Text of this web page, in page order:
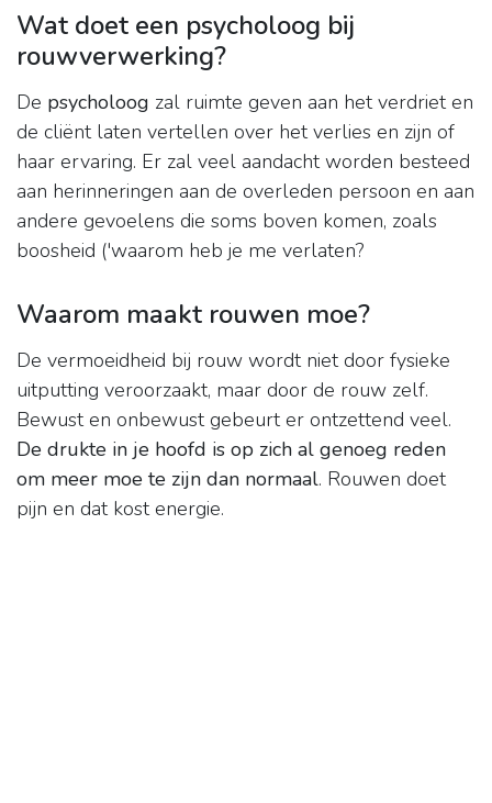
Wat doet een psycholoog bij
rouwverwerking?
De psycholoog zal ruimte geven aan het verdriet en
de cliënt laten vertellen over het verlies en zijn of
haar ervaring. Er zal veel aandacht worden besteed
aan herinneringen aan de overleden persoon en aan
andere gevoelens die soms boven komen, zoals
boosheid ('waarom heb je me verlaten?
Waarom maakt rouwen moe?
De vermoeidheid bij rouw wordt niet door fysieke
uitputting veroorzaakt, maar door de rouw zelf.
Bewust en onbewust gebeurt er ontzettend veel.
De drukte in je hoofd is op zich al genoeg reden
om meer moe te zijn dan normaal. Rouwen doet
pijn en dat kost energie.